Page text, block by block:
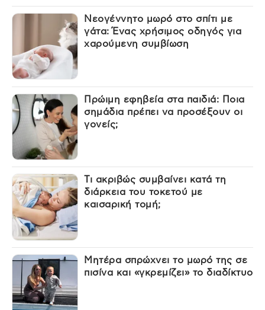
Νεογέννητο μωρό στο σπίτι με
γάτα: Ένας χρήσιμος οδηγός για
χαρούμενη συμβίωση
Πρώιμη εφηβεία στα παιδιά: Ποια
σημάδια πρέπει να προσέξουν οι
γονείς;
Τι ακριβώς συμβαίνει κατά τη
διάρκεια του τοκετού με
καισαρική τομή;
Μητέρα σπρώχνει το μωρό της σε
πισίνα και «γκρεμίζει» το διαδίκτυο